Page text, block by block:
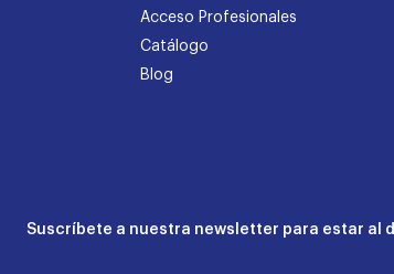
Acceso Profesionales
Catálogo
Blog
Suscríbete a nuestra newsletter para estar al